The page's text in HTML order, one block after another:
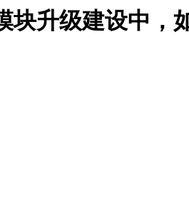
块升级建设中，